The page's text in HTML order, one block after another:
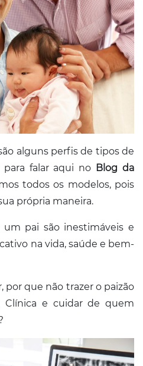
alguns perfis de tipos de
para falar aqui no Blog da
todos os modelos, pois
própria maneira.
pai são inestimáveis e
na vida, saúde e bem-
por que não trazer o paizão
Clínica e cuidar de quem